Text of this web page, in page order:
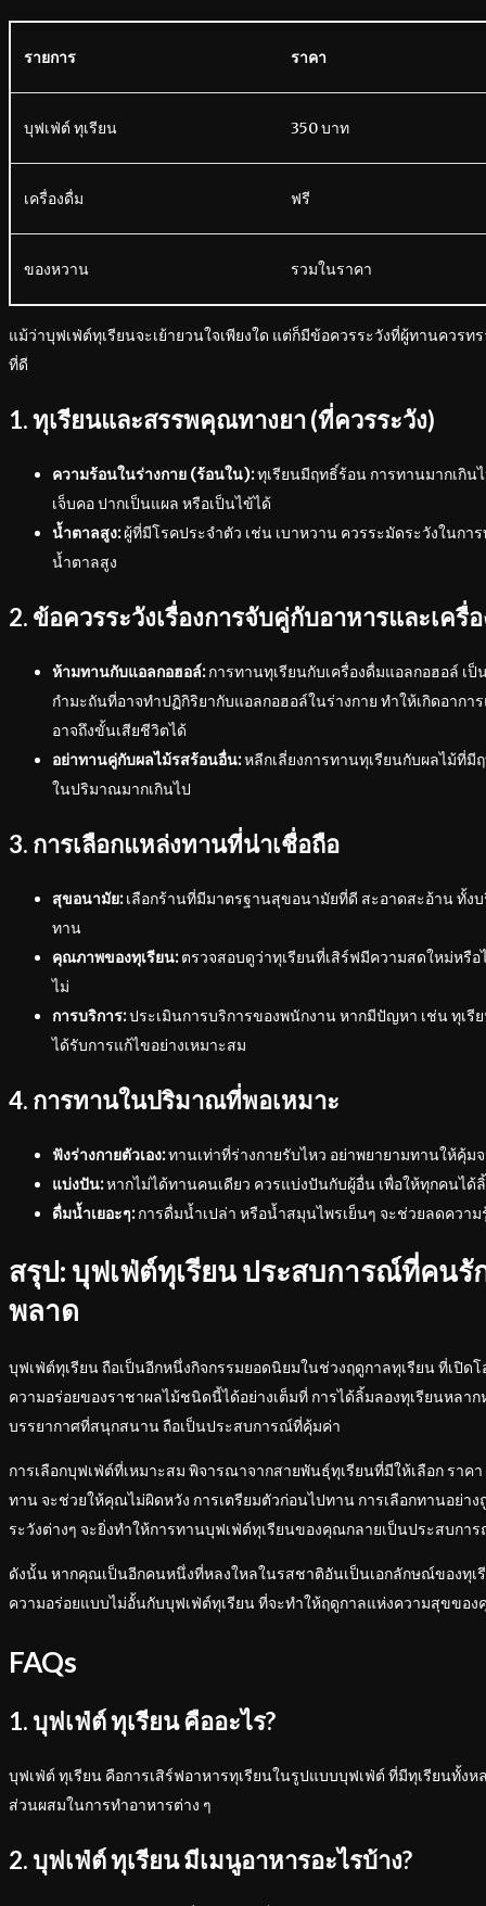
รายการ ราคา
บุฟเฟ่ต์ ทุเรียน 350 บาท
เครื่องดื่ม ฟรี
ของหวาน รวมในราคา
แม้ว่าบุฟเฟ่ต์ทุเรียนจะเย้ายวนใจเพียงใด แต่ก็มีข้อควรระวังที่ผู้ทานควร
ที่ดี
1. ทุเรียนและสรรพคุณทางยา (ที่ควรระวัง)
ความร้อนในร่างกาย (ร้อนใน):ทุเรียนมีฤทธิ์ร้อน การทานมากเกิน
เจ็บคอ ปากเป็นแผล หรือเป็นไข้ได้
น้ำตาลสูง:ผู้ที่มีโรคประจำตัว เช่น เบาหวาน ควรระมัดระวังในกา
น้ำตาลสูง
2. ข้อควรระวังเรื่องการจับคู่กับอาหารและเครื่
ห้ามทานกับแอลกอฮอล์:การทานทุเรียนกับเครื่องดื่มแอลกอฮอล์ เป็
กำมะถันที่อาจทำปฏิกิริยากับแอลกอฮอล์ในร่างกาย ทำให้เกิดอาก
อาจถึงขั้นเสียชีวิตได้
อย่าทานคู่กับผลไม้รสร้อนอื่น:หลีกเลี่ยงการทานทุเรียนกับผลไม้ที่มี
ในปริมาณมากเกินไป
3. การเลือกแหล่งทานที่น่าเชื่อถือ
สุขอนามัย:เลือกร้านที่มีมาตรฐานสุขอนามัยที่ดี สะอาดสะอ้าน ทั้ง
ทาน
คุณภาพของทุเรียน:ตรวจสอบดูว่าทุเรียนที่เสิร์ฟมีความสดใหม่หรือ
ไม่
การบริการ:ประเมินการบริการของพนักงาน หากมีปัญหา เช่น ทุเรี
ได้รับการแก้ไขอย่างเหมาะสม
4. การทานในปริมาณที่พอเหมาะ
ฟังร่างกายตัวเอง:ทานเท่าที่ร่างกายรับไหว อย่าพยายามทานให้คุ้ม
แบ่งปัน:หากไม่ได้ทานคนเดียว ควรแบ่งปันกับผู้อื่น เพื่อให้ทุกคนได้
ดื่มน้ำเยอะๆ:การดื่มน้ำเปล่า หรือน้ำสมุนไพรเย็นๆ จะช่วยลดความ
สรุป: บุฟเฟ่ต์ทุเรียน ประสบการณ์ที่คนรั
พลาด
บุฟเฟ่ต์ทุเรียน ถือเป็นอีกหนึ่งกิจกรรมยอดนิยมในช่วงฤดูกาลทุเรียน ที่เปิด
ความอร่อยของราชาผลไม้ชนิดนี้ได้อย่างเต็มที่ การได้ลิ้มลองทุเรียนหลา
บรรยากาศที่สนุกสนาน ถือเป็นประสบการณ์ที่คุ้มค่า
การเลือกบุฟเฟ่ต์ที่เหมาะสม พิจารณาจากสายพันธุ์ทุเรียนที่มีให้เลือก ราคา
ทาน จะช่วยให้คุณไม่ผิดหวัง การเตรียมตัวก่อนไปทาน การเลือกทานอย่า
ระวังต่างๆ จะยิ่งทำให้การทานบุฟเฟ่ต์ทุเรียนของคุณกลายเป็นประสบก
ดังนั้น หากคุณเป็นอีกคนหนึ่งที่หลงใหลในรสชาติอันเป็นเอกลักษณ์ของทุเ
ความอร่อยแบบไม่อั้นกับบุฟเฟ่ต์ทุเรียน ที่จะทำให้ฤดูกาลแห่งความสุขข
FAQs
1. บุฟเฟ่ต์ ทุเรียน คืออะไร?
บุฟเฟ่ต์ ทุเรียน คือการเสิร์ฟอาหารทุเรียนในรูปแบบบุฟเฟ่ต์ ที่มีทุเรียนทั้ง
ส่วนผสมในการทำอาหารต่าง ๆ
2. บุฟเฟ่ต์ ทุเรียน มีเมนูอาหารอะไรบ้าง?